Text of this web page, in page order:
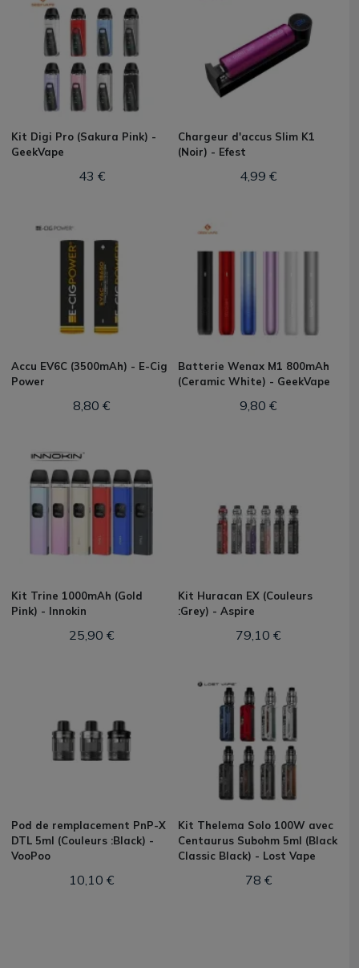
Kit Digi Pro (Sakura Pink) -
GeekVape
43 €
Chargeur d'accus Slim K1
(Noir) - Efest
4,99 €
Accu EV6C (3500mAh) - E-Cig
Power
8,80 €
Batterie Wenax M1 800mAh
(Ceramic White) - GeekVape
9,80 €
Kit Trine 1000mAh (Gold
Pink) - Innokin
25,90 €
Kit Huracan EX (Couleurs
:Grey) - Aspire
79,10 €
Pod de remplacement PnP-X
DTL 5ml (Couleurs :Black) -
VooPoo
10,10 €
Kit Thelema Solo 100W avec
Centaurus Subohm 5ml (Black
Classic Black) - Lost Vape
78 €